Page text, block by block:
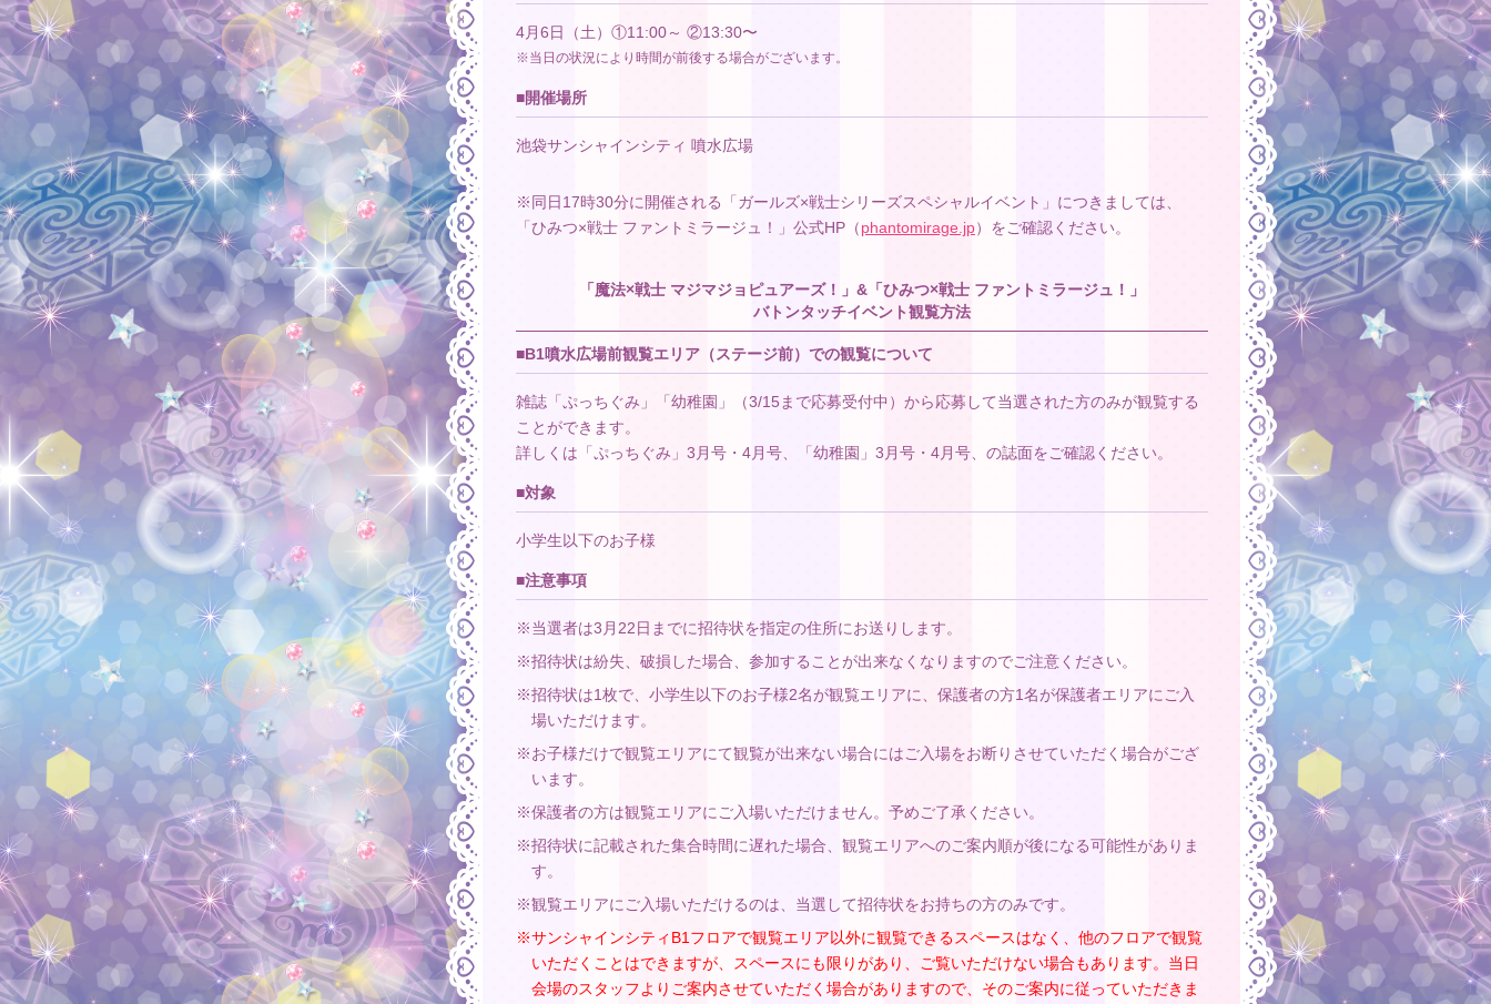
4月6日（土）①11:00～ ②13:30〜
※当日の状況により時間が前後する場合がございます。
■開催場所
池袋サンシャインシティ 噴水広場
※同日17時30分に開催される「ガールズ×戦士シリーズスペシャルイベント」につきましては、
「ひみつ×戦士 ファントミラージュ！」公式HP（phantomirage.jp）をご確認ください。
「魔法×戦士 マジマジョピュアーズ！」&「ひみつ×戦士 ファントミラージュ！」
バトンタッチイベント観覧方法
■B1噴水広場前観覧エリア（ステージ前）での観覧について
雑誌「ぷっちぐみ」「幼稚園」（3/15まで応募受付中）から応募して当選された方のみが観覧する
ことができます。
詳しくは「ぷっちぐみ」3月号・4月号、「幼稚園」3月号・4月号、の誌面をご確認ください。
■対象
小学生以下のお子様
■注意事項
※当選者は3月22日までに招待状を指定の住所にお送りします。
※招待状は紛失、破損した場合、参加することが出来なくなりますのでご注意ください。
※招待状は1枚で、小学生以下のお子様2名が観覧エリアに、保護者の方1名が保護者エリアにご入
場いただけます。
※お子様だけで観覧エリアにて観覧が出来ない場合にはご入場をお断りさせていただく場合がござ
います。
※保護者の方は観覧エリアにご入場いただけません。予めご了承ください。
※招待状に記載された集合時間に遅れた場合、観覧エリアへのご案内順が後になる可能性がありま
す。
※観覧エリアにご入場いただけるのは、当選して招待状をお持ちの方のみです。
※サンシャインシティB1フロアで観覧エリア以外に観覧できるスペースはなく、他のフロアで観覧
いただくことはできますが、スペースにも限りがあり、ご覧いただけない場合もあります。当日
会場のスタッフよりご案内させていただく場合がありますので、そのご案内に従っていただきま